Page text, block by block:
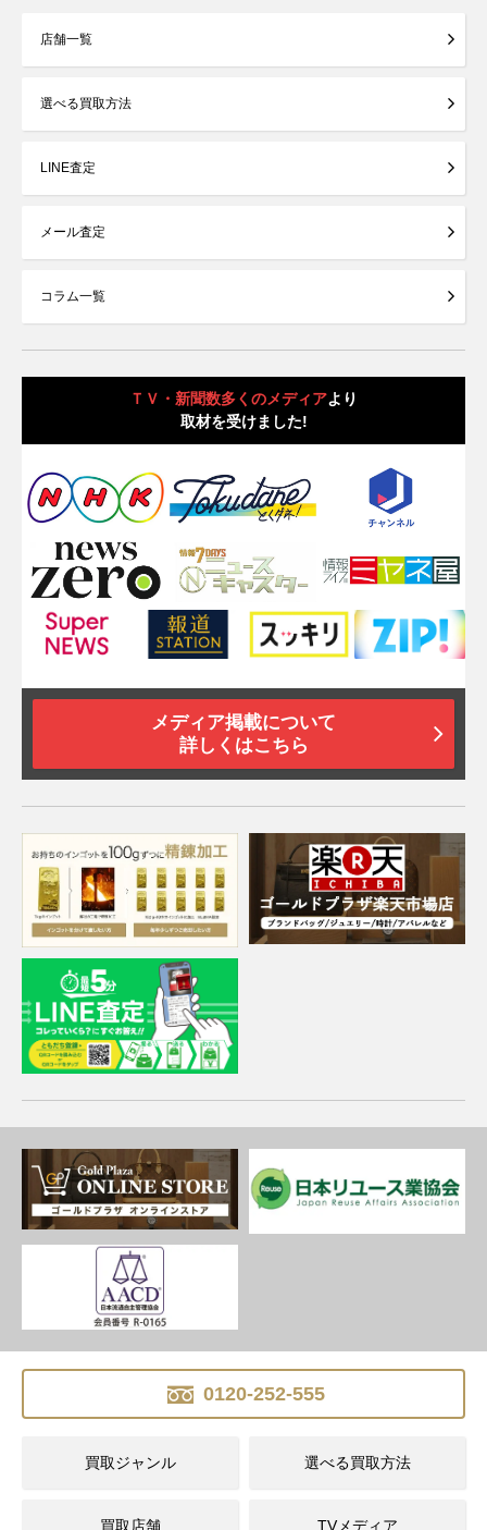
店舗一覧
選べる買取方法
LINE査定
メール査定
コラム一覧
ＴＶ・新聞数多くのメディアより
取材を受けました!
メディア掲載について
詳しくはこちら
0120-252-555
買取ジャンル 選べる買取方法
買取店舗 TVメディア